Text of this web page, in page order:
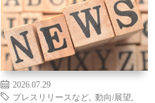
2026.07.29
プレスリリースなど
動向/展望